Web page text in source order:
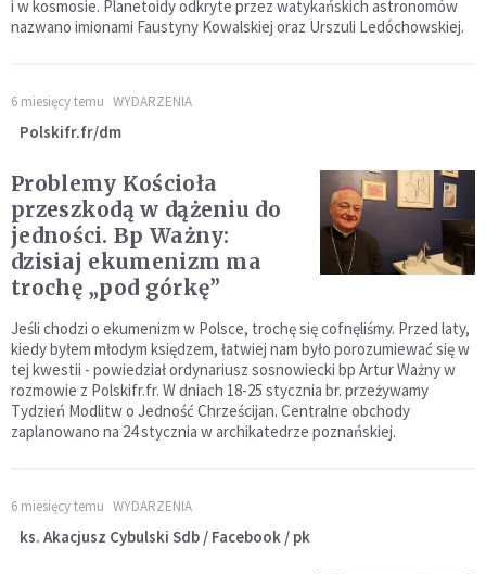
i w kosmosie. Planetoidy odkryte przez watykańskich astronomów
nazwano imionami Faustyny Kowalskiej oraz Urszuli Ledóchowskiej.
6 miesięcy temu WYDARZENIA
Polskifr.fr/dm
Problemy Kościoła
przeszkodą w dążeniu do
jedności. Bp Ważny:
dzisiaj ekumenizm ma
trochę „pod górkę”
Jeśli chodzi o ekumenizm w Polsce, trochę się cofnęliśmy. Przed laty,
kiedy byłem młodym księdzem, łatwiej nam było porozumiewać się w
tej kwestii - powiedział ordynariusz sosnowiecki bp Artur Ważny w
rozmowie z Polskifr.fr. W dniach 18-25 stycznia br. przeżywamy
Tydzień Modlitw o Jedność Chrześcijan. Centralne obchody
zaplanowano na 24 stycznia w archikatedrze poznańskiej.
6 miesięcy temu WYDARZENIA
ks. Akacjusz Cybulski Sdb / Facebook / pk